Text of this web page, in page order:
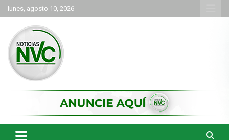
Saltar
al
contenido
lunes, agosto 10, 2026
NVC Noticias